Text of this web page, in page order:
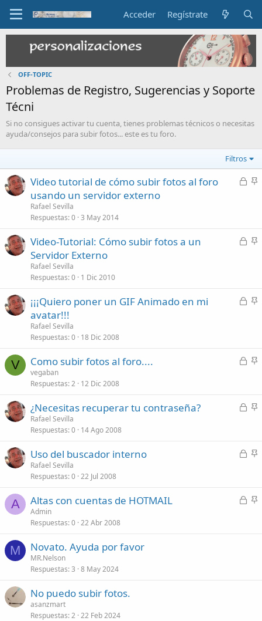
Acceder Regístrate
OFF-TOPIC
Problemas de Registro, Sugerencias y Soporte
Técni
Si no consigues activar tu cuenta, tienes problemas técnicos o necesitas
ayuda/consejos para subir fotos... este es tu foro.
Filtros
C
d
A
d
Video tutorial de cómo subir fotos al foro
usando un servidor externo
Rafael Sevilla
Respuestas 0 3 May 2014
C
d
A
d
Video-Tutorial: Cómo subir fotos a un
Servidor Externo
Rafael Sevilla
Respuestas 0 1 Dic 2010
C
d
A
d
¡¡¡Quiero poner un GIF Animado en mi
avatar!!!
Rafael Sevilla
Respuestas 0 18 Dic 2008
V
C
a
A
a
Como subir fotos al foro....
vegaban
Respuestas 2 12 Dic 2008
C
a
A
a
¿Necesitas recuperar tu contraseña?
Rafael Sevilla
Respuestas 0 14 Ago 2008
C
a
A
a
Uso del buscador interno
Rafael Sevilla
Respuestas 0 22 Jul 2008
A
C
A
Altas con cuentas de HOTMAIL
Admin
Respuestas 0 22 Abr 2008
M Novato. Ayuda por favor
MR.Nelson
Respuestas 3 8 May 2024
No puedo subir fotos.
asanzmart
Respuestas 2 22 Feb 2024